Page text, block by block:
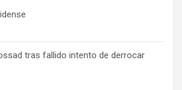
tras fallido intento de derrocar